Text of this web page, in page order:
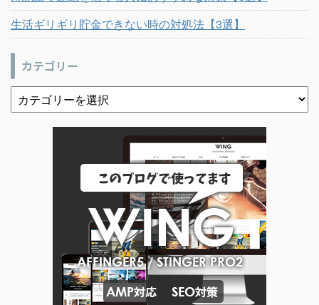
生活ギリギリ貯金できない時の対処法【3選】
カテゴリー